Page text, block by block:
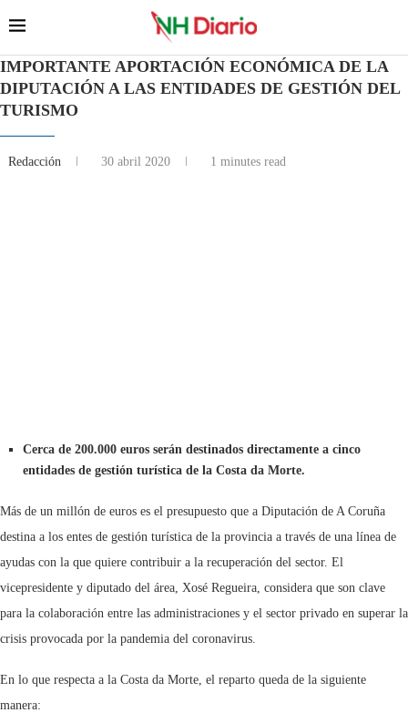
IMPORTANTE APORTACIÓN ECONÓMICA DE LA
DIPUTACIÓN A LAS ENTIDADES DE GESTIÓN DEL
TURISMO
Redacción 30 abril 2020 1 minutes read
Cerca de 200.000 euros serán destinados directamente a cinco
entidades de gestión turística de la Costa da Morte.
Más de un millón de euros es el presupuesto que a Diputación de A Coruña
destina a los entes de gestión turística de la provincia a través de una línea de
ayudas con la que quiere contribuir a la recuperación del sector. El
vicepresidente y diputado del área, Xosé Regueira, considera que son clave
para la colaboración entre las administraciones y el sector privado en superar la
crisis provocada por la pandemia del coronavirus.
En lo que respecta a la Costa da Morte, el reparto queda de la siguiente
manera: